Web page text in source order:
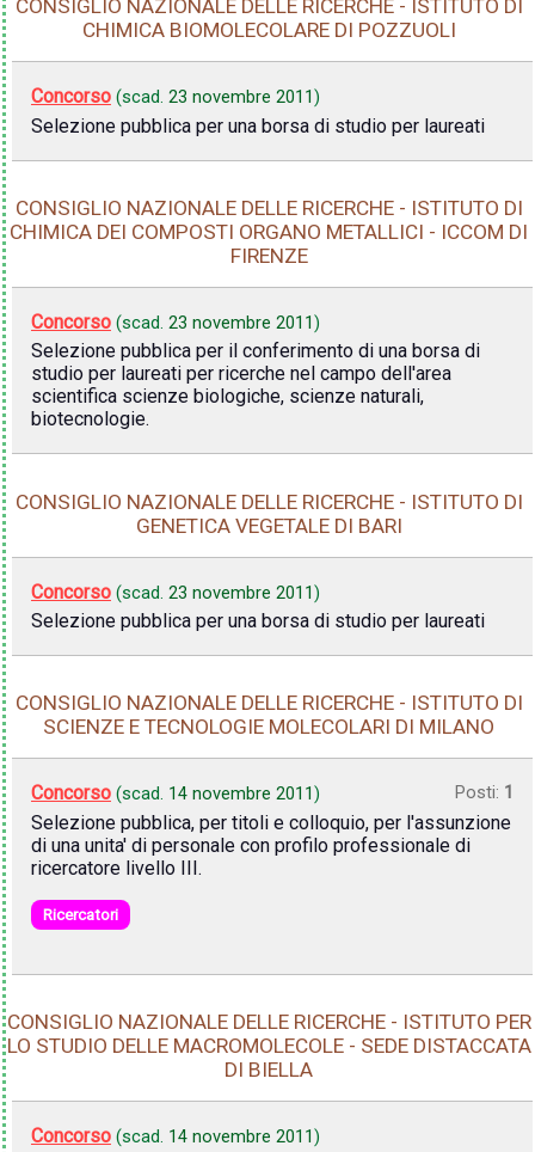
CONSIGLIO NAZIONALE DELLE RICERCHE - ISTITUTO DI
CHIMICA BIOMOLECOLARE DI POZZUOLI
Concorso (scad. 23 novembre 2011)
Selezione pubblica per una borsa di studio per laureati
CONSIGLIO NAZIONALE DELLE RICERCHE - ISTITUTO DI
CHIMICA DEI COMPOSTI ORGANO METALLICI - ICCOM DI
FIRENZE
Concorso (scad. 23 novembre 2011)
Selezione pubblica per il conferimento di una borsa di
studio per laureati per ricerche nel campo dell'area
scientifica scienze biologiche, scienze naturali,
biotecnologie.
CONSIGLIO NAZIONALE DELLE RICERCHE - ISTITUTO DI
GENETICA VEGETALE DI BARI
Concorso (scad. 23 novembre 2011)
Selezione pubblica per una borsa di studio per laureati
CONSIGLIO NAZIONALE DELLE RICERCHE - ISTITUTO DI
SCIENZE E TECNOLOGIE MOLECOLARI DI MILANO
Concorso (scad. 14 novembre 2011) Posti: 1
Selezione pubblica, per titoli e colloquio, per l'assunzione
di una unita' di personale con profilo professionale di
ricercatore livello III.
Ricercatori
CONSIGLIO NAZIONALE DELLE RICERCHE - ISTITUTO PER
LO STUDIO DELLE MACROMOLECOLE - SEDE DISTACCATA
DI BIELLA
Concorso (scad. 14 novembre 2011)